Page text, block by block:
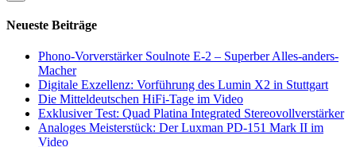
Neueste Beiträge
Phono-Vorverstärker Soulnote E-2 – Superber Alles-anders-
Macher
Digitale Exzellenz: Vorführung des Lumin X2 in Stuttgart
Die Mitteldeutschen HiFi-Tage im Video
Exklusiver Test: Quad Platina Integrated Stereovollverstärker
Analoges Meisterstück: Der Luxman PD-151 Mark II im
Video